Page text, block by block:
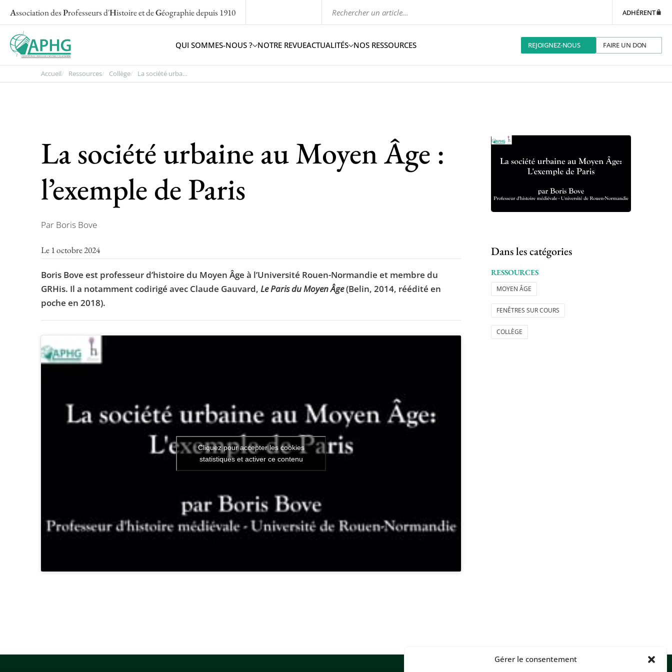
Gérer le consentement
Association desProfesseurs d'Histoire et deGéographiedepuis 1910 ADHÉRENT
QUI SOMMES-NOUS ? NOTRE REVUEACTUALITÉS NOS RESSOURCES REJOIGNEZ-NOUS FAIRE UN DON
Accueil Ressources Collège La société urba...
La société urbaine au Moyen Âge :
l’exemple de Paris
Par Boris Bove
Le 1 octobre 2024
Boris Bove est professeur d’histoire du Moyen Âge à l’Université Rouen-Normandie et membre du
GRHis. Il a notamment codirigé avec Claude Gauvard, Le Paris du Moyen Âge(Belin, 2014, réédité en
poche en 2018).
Cliquez pour accepter les cookies
statistiques et activer ce contenu
Dans les catégories
RESSOURCES
MOYEN ÂGE
FENÊTRES SUR COURS
COLLÈGE